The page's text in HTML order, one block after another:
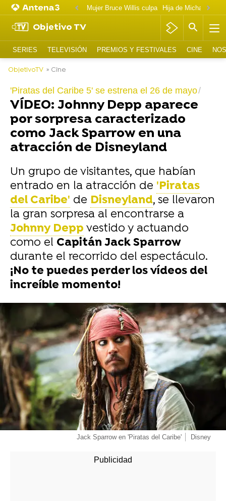
Mujer Bruce Willis culpa
Objetivo TV
SERIES TELEVISIÓN PREMIOS Y FESTIVALES CINE
ObjetivoTV » Cine
'Piratas del Caribe 5' se estrena el 26 de mayo
VÍDEO: Johnny Depp aparece
por sorpresa caracterizado
como Jack Sparrow en una
atracción de Disneyland
Un grupo de visitantes, que habían
entrado en la atracción de 'Piratas
del Caribe' de Disneyland, se llevaron
la gran sorpresa al encontrarse a
Johnny Depp vestido y actuando
como el Capitán Jack Sparrow
durante el recorrido del espectáculo.
¡No te puedes perder los vídeos del
increíble momento!
-
Jack Sparrow en 'Piratas del Caribe' Disney